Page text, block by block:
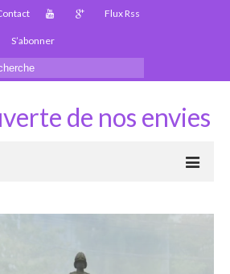
Flux Rss
S’abonner
de nos envies